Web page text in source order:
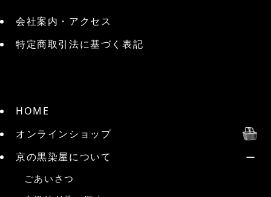
会社案内・アクセス
特定商取引法に基づく表記
HOME
オンラインショップ
京の黒染屋について
ごあいさつ